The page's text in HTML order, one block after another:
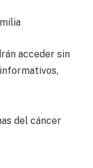
acceder sin
del cáncer